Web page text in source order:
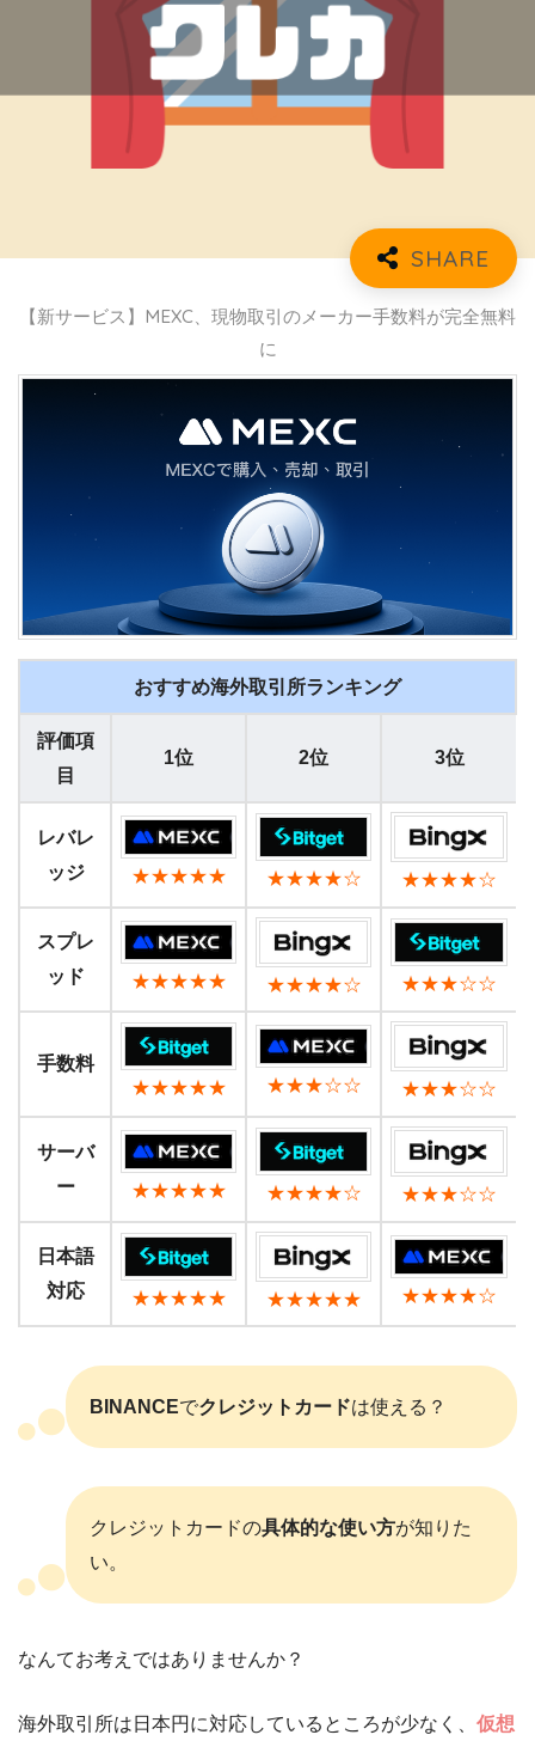
【新サービス】MEXC、現物取引のメーカー手数料が完全無料
に
おすすめ海外取引所ランキング
評価項
目
1位 2位 3位
レバレ
ッジ
★★★★★ ★★★★☆ ★★★★☆
スプレ
ッド
★★★★★ ★★★★☆ ★★★☆☆
手数料
★★★★★
★★★☆☆ ★★★☆☆
サーバ
ー
★★★★★ ★★★★☆ ★★★☆☆
日本語
対応
★★★★★ ★★★★★ ★★★★☆
BINANCEでクレジットカードは使える？
クレジットカードの具体的な使い方が知りた
い。
なんてお考えではありませんか？
海外取引所は日本円に対応しているところが少なく、 仮想